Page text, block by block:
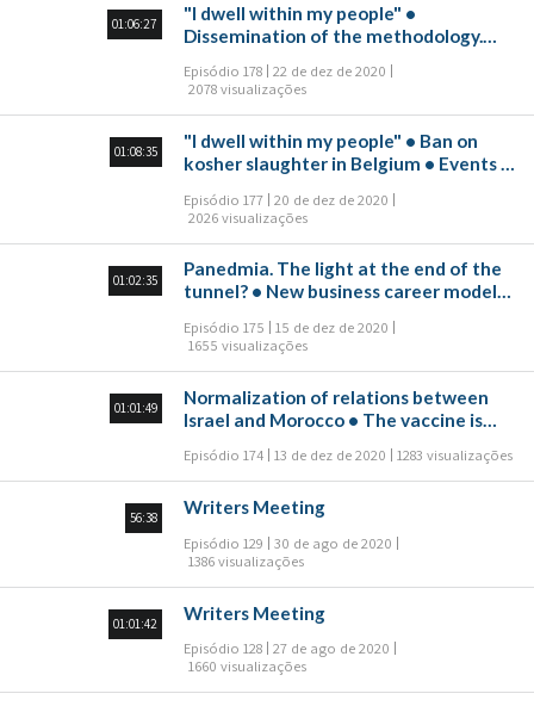
01:06:27
"I dwell within my people" •
Dissemination of the methodology.
Episódio 178 22 de dez de 2020
2078 visualizações
01:08:35
"I dwell within my people" • Ban on
kosher slaughter in Belgium • Events in
Episódio 177 20 de dez de 2020
2026 visualizações
01:02:35
Panedmia. The light at the end of the
tunnel? • New business career models
half"
Episódio 175 15 de dez de 2020
1655 visualizações
01:01:49
Normalization of relations between
Israel and Morocco • The vaccine is
a new beginning?
Episódio 174 13 de dez de 2020 1283 visualizações
56:38
Writers Meeting
Episódio 129 30 de ago de 2020
1386 visualizações
01:01:42
Writers Meeting
Episódio 128 27 de ago de 2020
1660 visualizações